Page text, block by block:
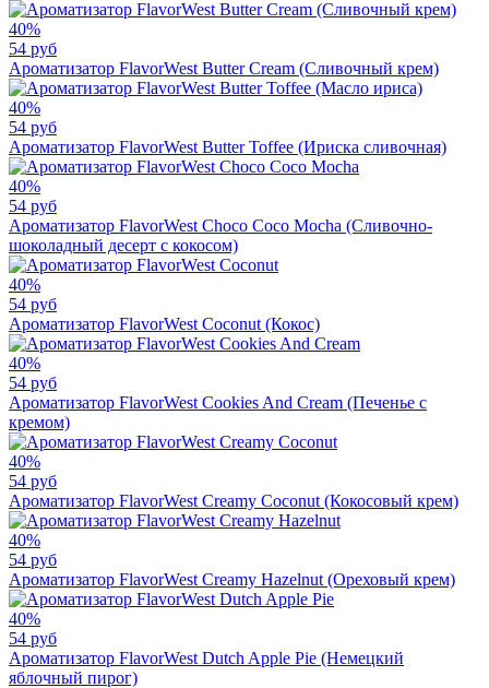
40%
54 руб
Ароматизатор FlavorWest Butter Cream (Сливочный крем)
40%
54 руб
Ароматизатор FlavorWest Butter Toffee (Ириска сливочная)
40%
54 руб
Ароматизатор FlavorWest Choco Coco Mocha (Сливочно-
шоколадный десерт с кокосом)
40%
54 руб
Ароматизатор FlavorWest Coconut (Кокос)
40%
54 руб
Ароматизатор FlavorWest Cookies And Cream (Печенье с
кремом)
40%
54 руб
Ароматизатор FlavorWest Creamy Coconut (Кокосовый крем)
40%
54 руб
Ароматизатор FlavorWest Creamy Hazelnut (Ореховый крем)
40%
54 руб
Ароматизатор FlavorWest Dutch Apple Pie (Немецкий
яблочный пирог)